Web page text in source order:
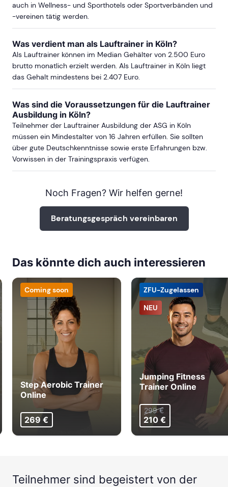
auch in Wellness- und Sporthotels oder Sportverbänden und
-vereinen tätig werden.
Was verdient man als Lauftrainer in Köln?
Als Lauftrainer können im Median Gehälter von 2.500 Euro
brutto monatlich erzielt werden. Als Lauftrainer in Köln liegt
das Gehalt mindestens bei 2.407 Euro.
Was sind die Voraussetzungen für die Lauftrainer
Ausbildung in Köln?
Teilnehmer der Lauftrainer Ausbildung der ASG in Köln
müssen ein Mindestalter von 16 Jahren erfüllen. Sie sollten
über gute Deutschkenntnisse sowie erste Erfahrungen bzw.
Vorwissen in der Trainingspraxis verfügen.
Noch Fragen? Wir helfen gerne!
Beratungsgespräch vereinbaren
Das könnte dich auch interessieren
Coming soon
Step Aerobic Trainer
Online
269 €
NEU
ZFU-Zugelassen
Jumping Fitness
Trainer Online
299 €
210 €
Teilnehmer sind begeistert von der